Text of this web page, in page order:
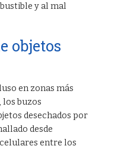
y al mal
objetos
en zonas más
los buzos
desechados por
desde
entre los